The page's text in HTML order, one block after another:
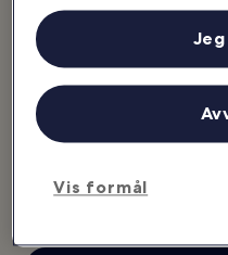
10 kr i
bruke på
Bruk alt du har
datoene du vil),
Vis formål